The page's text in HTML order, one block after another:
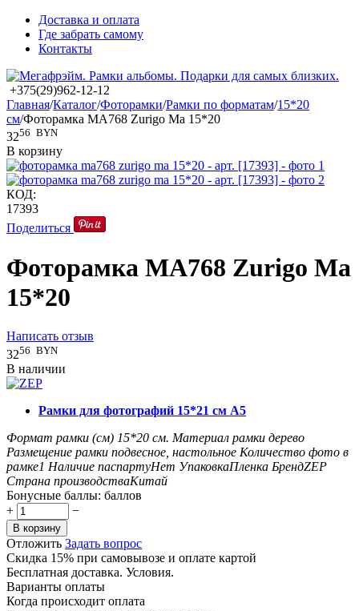
Доставка и оплата
Где забрать самому
Контакты
+375(29)962-12-12
Главная/Каталог/Фоторамки/Рамки по форматам/15*20
см/Фоторамка MA768 Zurigo Ma 15*20
3256 BYN
В корзину
КОД:
17393
Поделиться
Фоторамка MA768 Zurigo Ma
15*20
Написать отзыв
3256 BYN
В наличии
Рамки для фотографий 15*21 см А5
Формат рамки (см) 15*20 см. Материал рамки дерево
Размещение рамки подвесное, настольное Количество фото в
рамке1 Наличие паспартуНет УпаковкаПленка БрендZEP
Страна производстваКитай
Бонусные баллы: баллов
+
−
В корзину
Отложить Задать вопрос
Скидка 15% при самовывозе и оплате картой
Бесплатная доставка. Условия.
Варианты оплаты
Когда происходит оплата